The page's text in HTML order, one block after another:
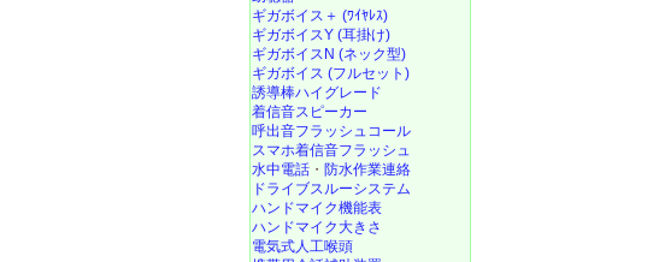
ギガボイス＋ (ﾜｲﾔﾚｽ)
ギガボイスY (耳掛け)
ギガボイスN (ネック型)
ギガボイス (フルセット)
誘導棒ハイグレード
着信音スピーカー
呼出音フラッシュコール
スマホ着信音フラッシュ
水中電話 ・ 防水作業連絡
ドライブスルーシステム
ハンドマイク機能表
ハンドマイク大きさ
電気式人工喉頭